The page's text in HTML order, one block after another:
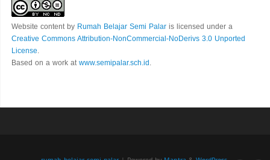
Website contentby Rumah Belajar Semi Palar is licensed under a
Creative Commons Attribution-NonCommercial-NoDerivs 3.0 Unported
License.
Based on a work at www.semipalar.sch.id.